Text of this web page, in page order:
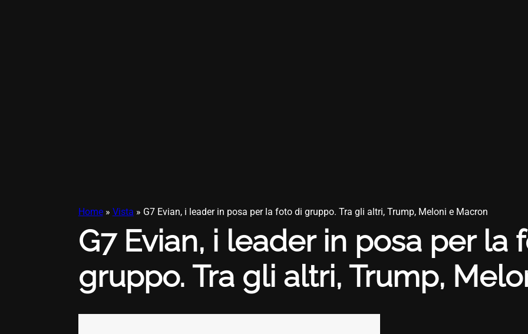
Home» Vista » G7 Evian, i leader in posa per la foto di gruppo. Tra gli altri, Trump, Meloni e Macron
G7 Evian, i leader in posa per la
gruppo. Tra gli altri, Trump,